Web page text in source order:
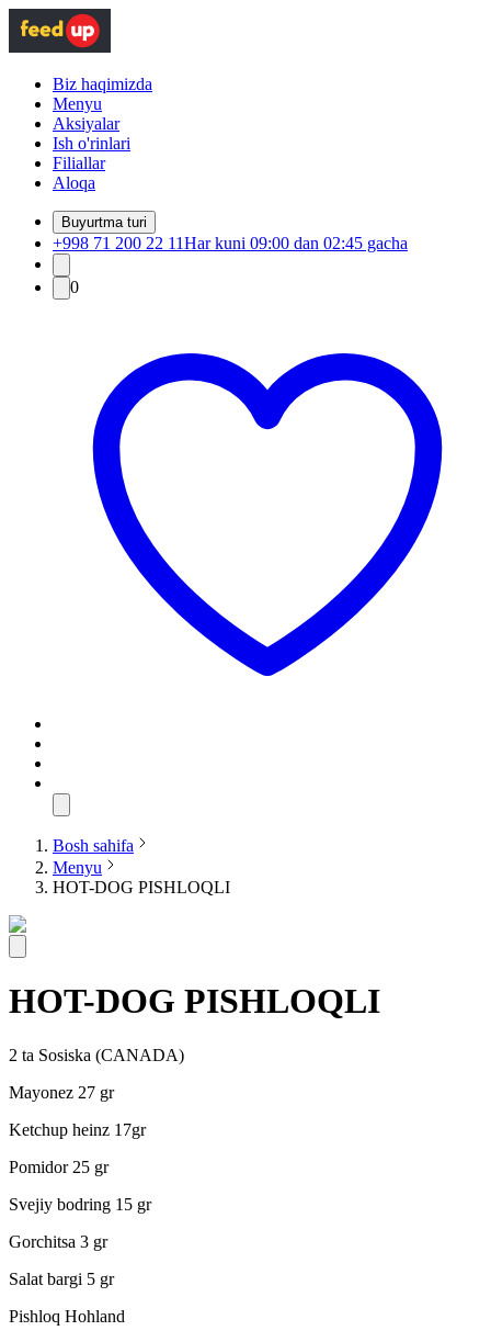
Biz haqimizda
Menyu
Aksiyalar
Ish o'rinlari
Filiallar
Aloqa
Buyurtma turi
+998 71 200 22 11Har kuni 09:00 dan 02:45 gacha
0
Bosh sahifa
Menyu
HOT-DOG PISHLOQLI
HOT-DOG PISHLOQLI
2 ta Sosiska (CANADA)
Mayonez 27 gr
Ketchup heinz 17gr
Pomidor 25 gr
Svejiy bodring 15 gr
Gorchitsa 3 gr
Salat bargi 5 gr
Pishloq Hohland